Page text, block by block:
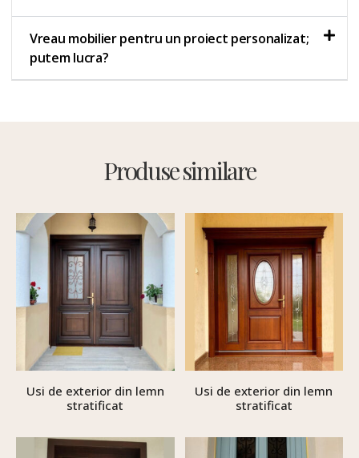
Vreau mobilier pentru un proiect personalizat;
putem lucra?
Produse similare
Usi de exterior din lemn
stratificat
Usi de exterior din lemn
stratificat